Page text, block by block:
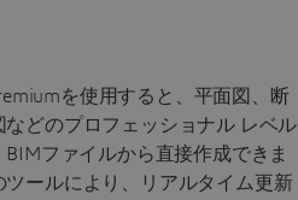
を使用すると、平面図、断
などのプロフェッショナル レベル
BIMファイルから直接作成できま
ツールにより、リアルタイム更新